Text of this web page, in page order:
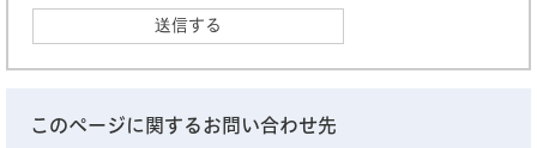
このページに関するお問い合わせ先